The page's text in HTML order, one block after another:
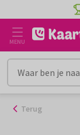
naar
inhoud
MENU
Terug